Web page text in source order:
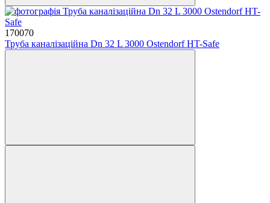
170070
Труба каналізаційна Dn 32 L 3000 Ostendorf HT-Safe